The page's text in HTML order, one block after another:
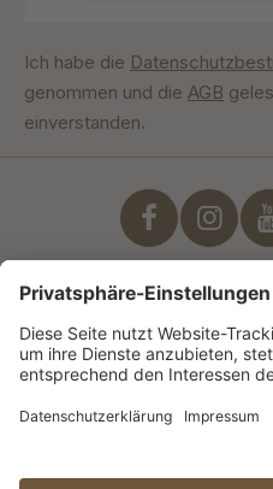
Ich habe die
genommen und die AGB
einverstanden.
Unser